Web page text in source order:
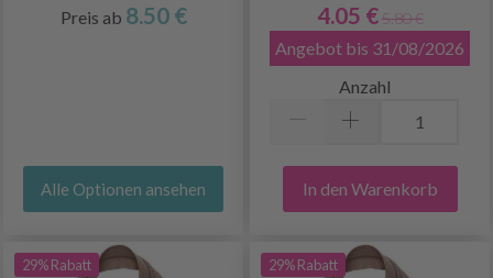
Preis ab 8.50 €
Alle Optionen ansehen
4.05 € 5.80 €
Angebot bis 31/08/2026
Anzahl
In den Warenkorb
29% Rabatt 29% Rabatt